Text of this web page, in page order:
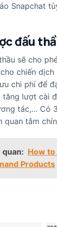
Snapchat
đấu
sẽ cho
chiến
chi phí để
tăng lượt cài
tác,… Có
quan tâm
quan: How to
Products